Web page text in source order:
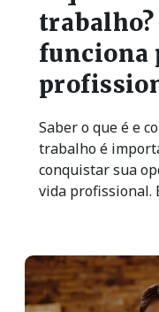
funciona
Saber o que é e
trabalho é
conquistar sua
vida profissional.